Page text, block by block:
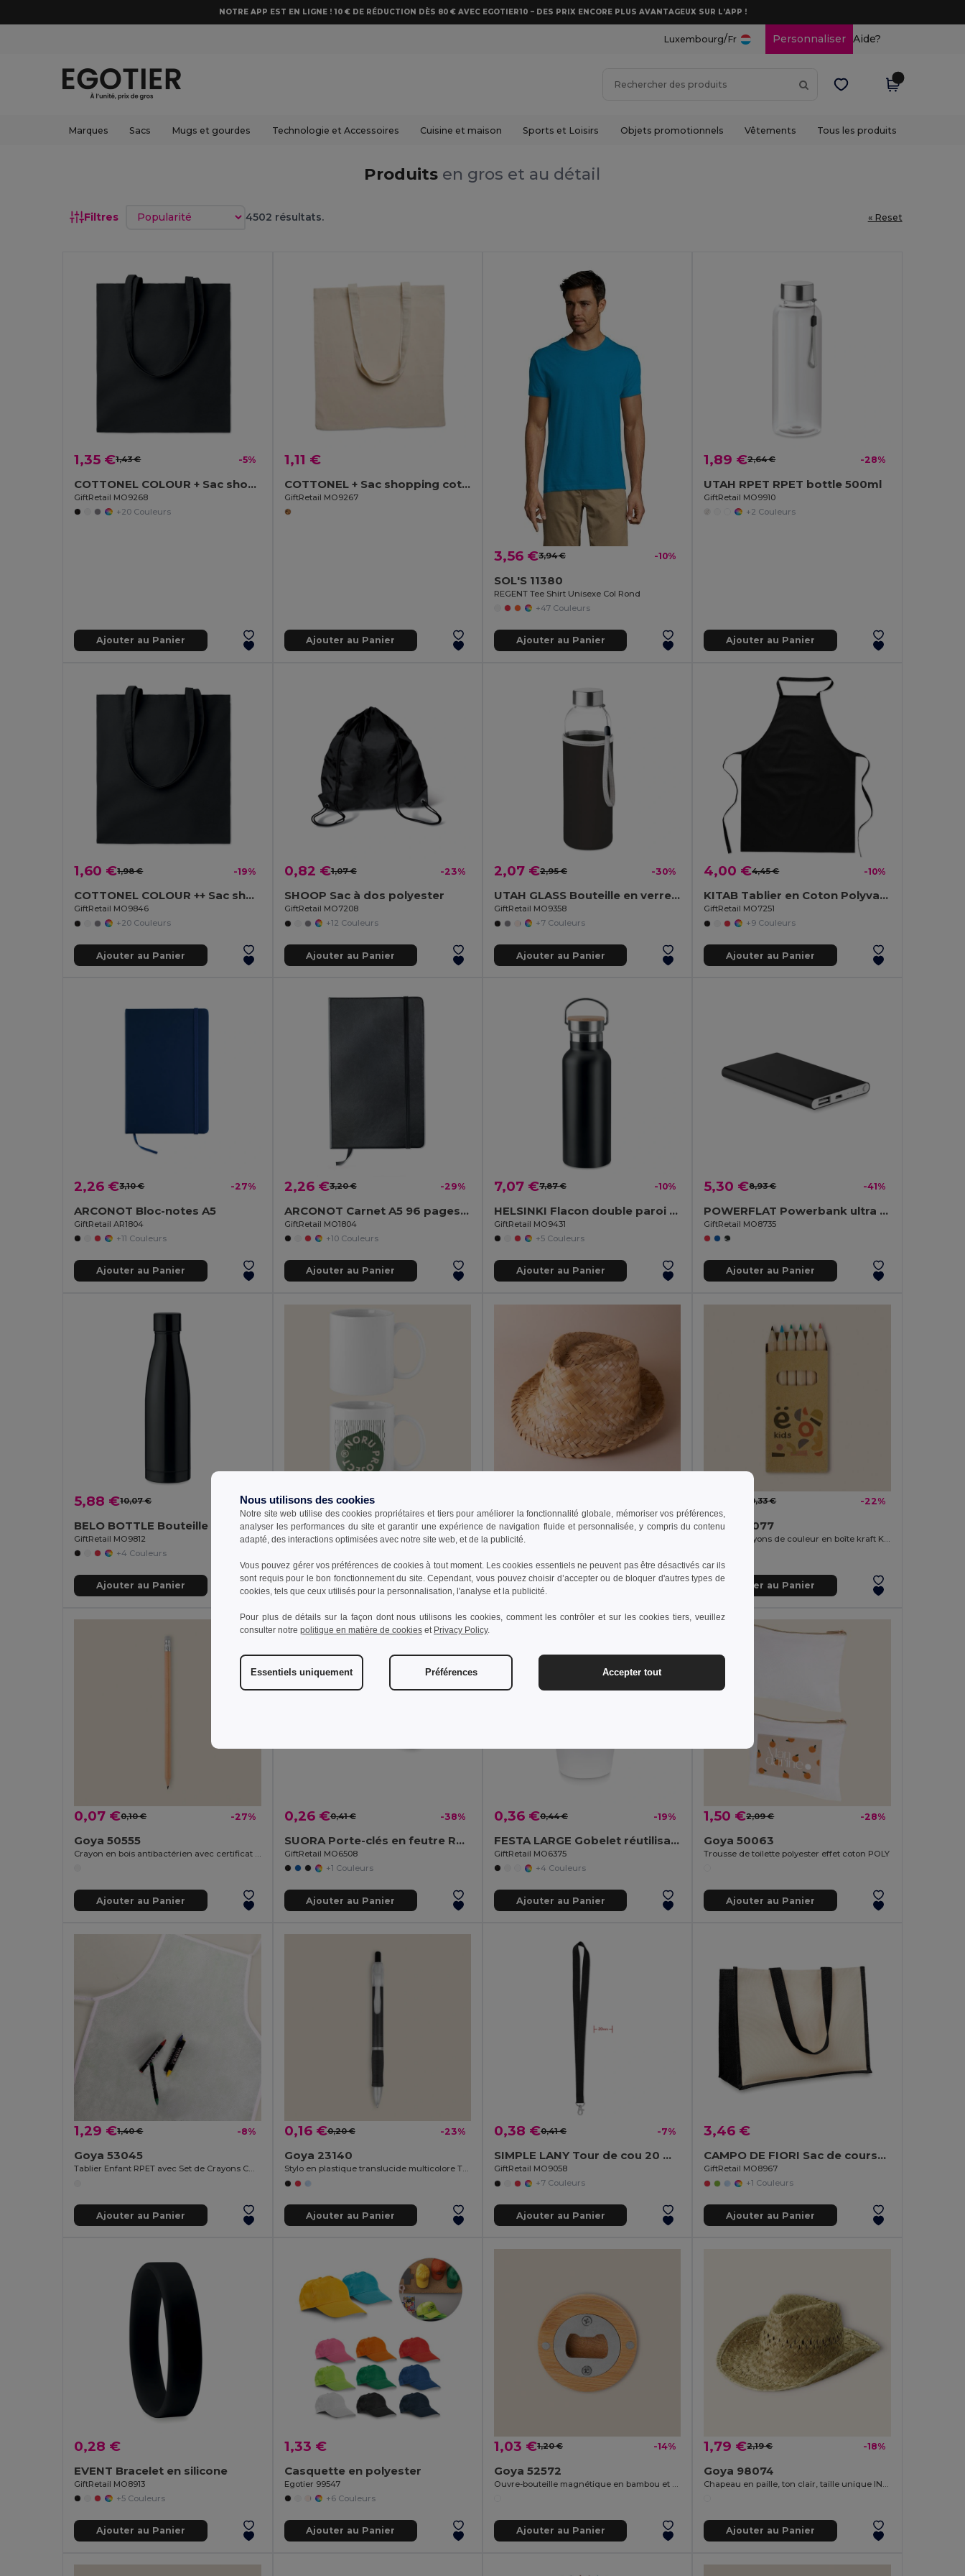
NOTRE APP EST EN LIGNE ! 10 € DE RÉDUCTION DÈS 80 € AVEC EGOTIER10 – DES PRIX ENCORE PLUS AVANTAGEUX SUR L’APP !
Luxembourg/Fr Personnaliser Aide?
Marques Sacs Mugs et gourdes Technologie et Accessoires Cuisine et maison Sports et Loisirs Objets promotionnels Vêtements Tous les produits
Produits en gros et au détail
Filtres Trier par 4502 résultats. « Reset
1,35 €1,43 € -5%
COTTONEL COLOUR + Sac shopping coton 140gr/m²
GiftRetail MO9268
+20 Couleurs
Ajouter au Panier
1,11 €
COTTONEL + Sac shopping coton 140gr/m²
GiftRetail MO9267
Ajouter au Panier
3,56 €3,94 € -10%
SOL'S 11380
REGENT Tee Shirt Unisexe Col Rond
+47 Couleurs
Ajouter au Panier
1,89 €2,64 € -28%
UTAH RPET RPET bottle 500ml
GiftRetail MO9910
+2 Couleurs
Ajouter au Panier
1,60 €1,98 € -19%
COTTONEL COLOUR ++ Sac shopping coton 180gr/m² MO9846-
GiftRetail MO9846
+20 Couleurs
Ajouter au Panier
0,82 €1,07 € -23%
SHOOP Sac à dos polyester
GiftRetail MO7208
+12 Couleurs
Ajouter au Panier
2,07 €2,95 € -30%
UTAH GLASS Bouteille en verre 500ml
GiftRetail MO9358
+7 Couleurs
Ajouter au Panier
4,00 €4,45 € -10%
KITAB Tablier en Coton Polyvalent pour Cuisine et Jardinage
GiftRetail MO7251
+9 Couleurs
Ajouter au Panier
2,26 €3,10 € -27%
ARCONOT Bloc-notes A5
GiftRetail AR1804
+11 Couleurs
Ajouter au Panier
2,26 €3,20 € -29%
ARCONOT Carnet A5 96 pages lignées
GiftRetail MO1804
+10 Couleurs
Ajouter au Panier
7,07 €7,87 € -10%
HELSINKI Flacon double paroi 500 ml
GiftRetail MO9431
+5 Couleurs
Ajouter au Panier
5,30 €8,93 € -41%
POWERFLAT Powerbank ultra plat 4000 mAh
GiftRetail MO8735
Ajouter au Panier
5,88 €10,07 € -42%
BELO BOTTLE Bouteille double paroi 500ml
GiftRetail MO9812
+4 Couleurs
Ajouter au Panier
2,31 €3,02 €
Goya 33518
Mug en céramique blanc 350 ml finition spéciale SUBLIMATION
Ajouter au Panier
Goya 38054
Ajouter au Panier
0,33 € -22%
Goya 30077
Set de 6 crayons de couleur en boîte kraft KRAFT
Ajouter au Panier
0,07 €0,10 € -27%
Goya 50555
Crayon en bois antibactérien avec certificat SURGEON
Ajouter au Panier
0,26 €0,41 € -38%
SUORA Porte-clés en feutre RPET
GiftRetail MO6508
+1 Couleurs
Ajouter au Panier
0,36 €0,44 € -19%
FESTA LARGE Gobelet réutilisable 300ml
GiftRetail MO6375
+4 Couleurs
Ajouter au Panier
1,50 €2,09 € -28%
Goya 50063
Trousse de toilette polyester effet coton POLY
Ajouter au Panier
1,29 €1,40 € -8%
Goya 53045
Tablier Enfant RPET avec Set de Crayons COOKER
Ajouter au Panier
0,16 €0,20 € -23%
Goya 23140
Stylo en plastique translucide multicolore TRANSLUCENT
Ajouter au Panier
0,38 €0,41 € -7%
SIMPLE LANY Tour de cou 20 mm
GiftRetail MO9058
+7 Couleurs
Ajouter au Panier
3,46 €
CAMPO DE FIORI Sac de courses en toile de jute
GiftRetail MO8967
+1 Couleurs
Ajouter au Panier
0,28 €
EVENT Bracelet en silicone
GiftRetail MO8913
+5 Couleurs
Ajouter au Panier
1,33 €
Casquette en polyester
Egotier 99547
+6 Couleurs
Ajouter au Panier
1,03 €1,20 € -14%
Goya 52572
Ajouter au Panier
1,79 €2,19 € -18%
Goya 98074
Ajouter au Panier
Nous utilisons des cookies
Notre site web utilise des cookies propriétaires et tiers pour améliorer la fonctionnalité globale, mémoriser vos préférences,
analyser les performances du site et garantir une expérience de navigation fluide et personnalisée, y compris du contenu
adapté, des interactions optimisées avec notre site web, et de la publicité.
Vous pouvez gérer vos préférences de cookies à tout moment. Les cookies essentiels ne peuvent pas être désactivés car ils
sont requis pour le bon fonctionnement du site. Cependant, vous pouvez choisir d’accepter ou de bloquer d'autres types de
cookies, tels que ceux utilisés pour la personnalisation, l'analyse et la publicité.
Pour plus de détails sur la façon dont nous utilisons les cookies, comment les contrôler et sur les cookies tiers, veuillez
consulter notre politique en matière de cookies et Privacy Policy.
Essentiels uniquement Préférences Accepter tout